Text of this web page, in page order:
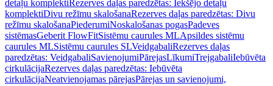
detaļu komplektiRezerves daļas paredzētas: Iekšējo detaļu
komplektiDivu režīmu skalošanaRezerves daļas paredzētas: Divu
režīmu skalošanaPiederumiNoskalošanas pogasPadeves
sistēmasGeberit FlowFitSistēmu caurules MLApsildes sistēmu
caurules MLSistēmu caurules SLVeidgabaliRezerves daļas
paredzētas: VeidgabaliSavienojumiPārejasLīkumiTrejgabaliIebūvēta
cirkulācijaRezerves daļas paredzētas: Iebūvēta
cirkulācijaNeatvienojamas pārejasPārejas un savienojumi,